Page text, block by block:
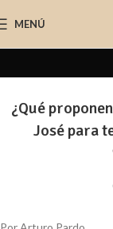
MENÚ
¿Qué
José para